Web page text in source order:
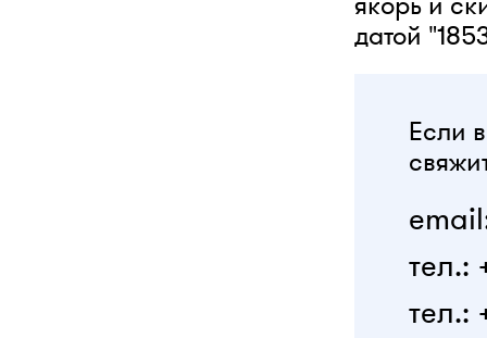
датой
Если
тел.:
тел.: